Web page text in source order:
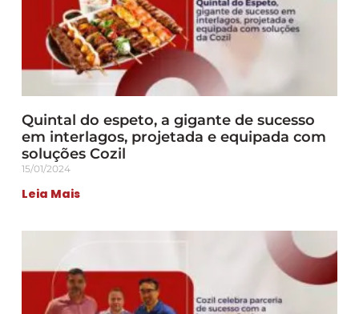
Quintal do espeto, a gigante de sucesso
em interlagos, projetada e equipada com
soluções Cozil
15/01/2024
Leia Mais